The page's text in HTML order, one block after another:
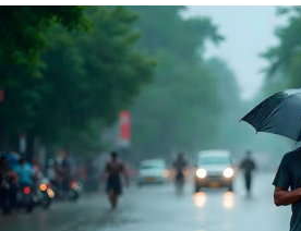
RELATED TOPICS: